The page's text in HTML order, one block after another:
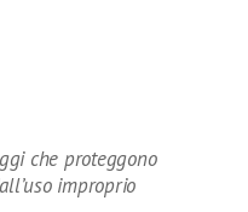
che proteggono
improprio